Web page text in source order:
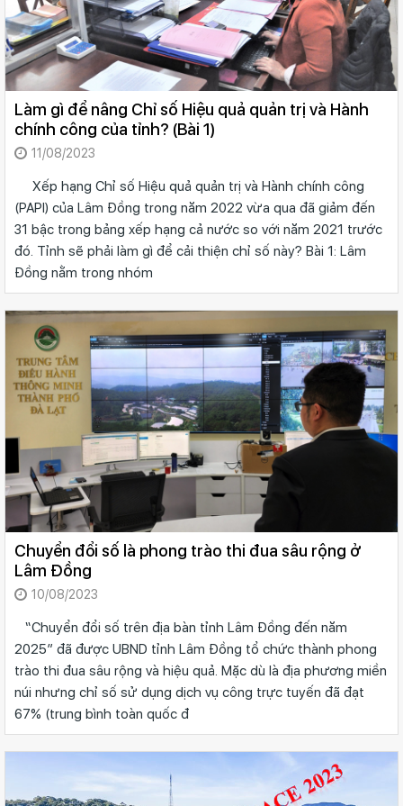
Làm gì để nâng Chỉ số Hiệu quả quản trị và Hành
chính công của tỉnh? (Bài 1)
11/08/2023
Xếp hạng Chỉ số Hiệu quả quản trị và Hành chính công
(PAPI) của Lâm Ðồng trong năm 2022 vừa qua đã giảm đến
31 bậc trong bảng xếp hạng cả nước so với năm 2021 trước
đó. Tỉnh sẽ phải làm gì để cải thiện chỉ số này? Bài 1: Lâm
Đồng nằm trong nhóm
Chuyển đổi số là phong trào thi đua sâu rộng ở
Lâm Đồng
10/08/2023
“Chuyển đổi số trên địa bàn tỉnh Lâm Đồng đến năm
2025” đã được UBND tỉnh Lâm Đồng tổ chức thành phong
trào thi đua sâu rộng và hiệu quả. Mặc dù là địa phương miền
núi nhưng chỉ số sử dụng dịch vụ công trực tuyến đã đạt
67% (trung bình toàn quốc đ